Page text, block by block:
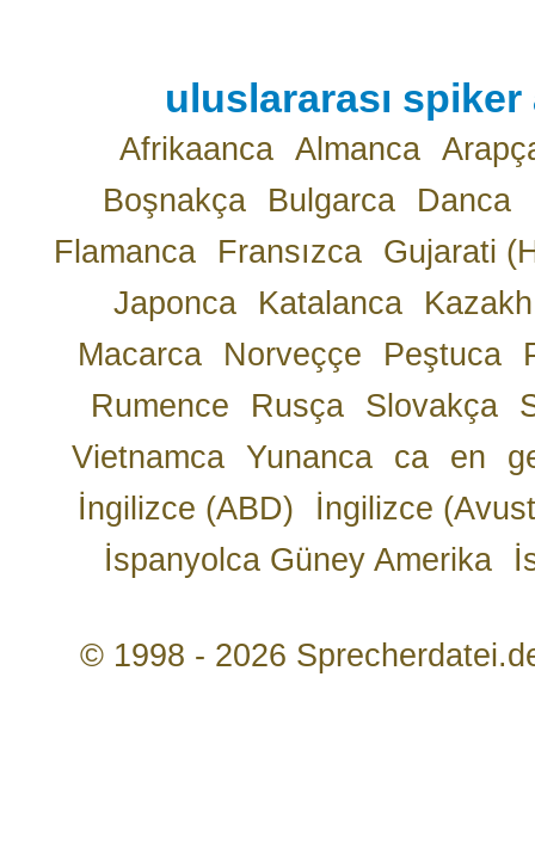
uluslararası
Afrikaanca Almanca
Boşnakça
Bulgarca Danca
Flamanca
Fransızca
Gujarati
Japonca
Katalanca
Kazakh
Macarca
Norveççe Peştuca
Rumence
Rusça Slovakça
Vietnamca
Yunanca ca en
İngilizce (ABD)
İngilizce
İspanyolca Güney Amerika
© 1998 - 2026